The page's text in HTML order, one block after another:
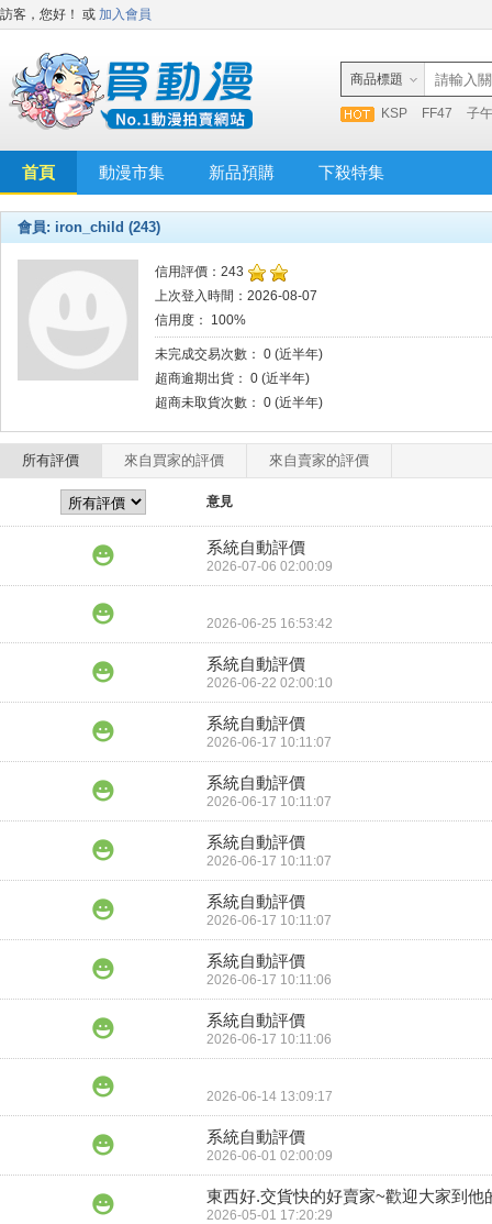
訪客，您好！ 或 加入會員
商品標題
KSP FF47 子
首頁 動漫市集 新品預購 下殺特集
會員: iron_child (243)
信用評價：243
上次登入時間：2026-08-07
信用度： 100%
未完成交易次數： 0 (近半年)
超商逾期出貨： 0 (近半年)
超商未取貨次數： 0 (近半年)
所有評價 來自買家的評價 來自賣家的評價
意見
系統自動評價
2026-07-06 02:00:09
2026-06-25 16:53:42
系統自動評價
2026-06-22 02:00:10
系統自動評價
2026-06-17 10:11:07
系統自動評價
2026-06-17 10:11:07
系統自動評價
2026-06-17 10:11:07
系統自動評價
2026-06-17 10:11:07
系統自動評價
2026-06-17 10:11:06
系統自動評價
2026-06-17 10:11:06
2026-06-14 13:09:17
系統自動評價
2026-06-01 02:00:09
東西好.交貨快的好賣家~歡迎大家到他
2026-05-01 17:20:29